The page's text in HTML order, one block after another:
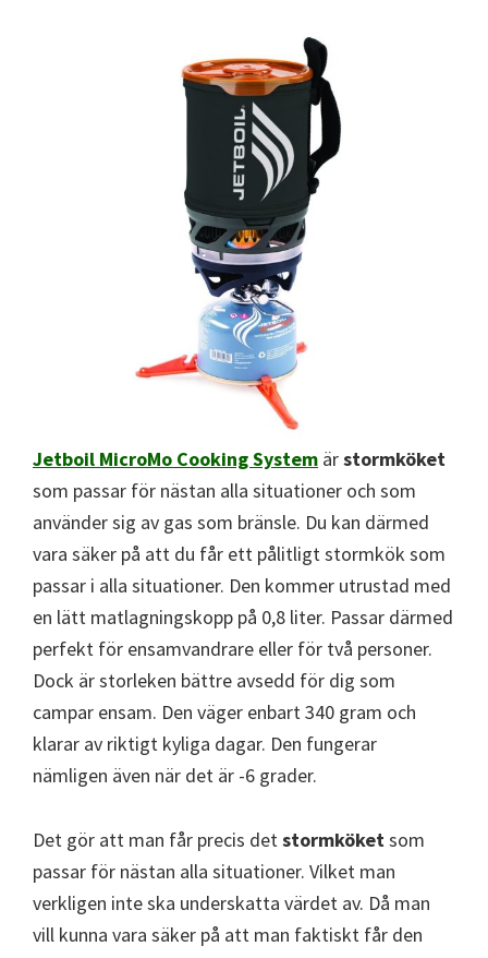
Jetboil MicroMo Cooking System ärstormköket
som passar för nästan alla situationer och som
använder sig av gas som bränsle. Du kan därmed
vara säker på att du får ett pålitligt stormkök som
passar i alla situationer. Den kommer utrustad med
en lätt matlagningskopp på 0,8 liter. Passar därmed
perfekt för ensamvandrare eller för två personer.
Dock är storleken bättre avsedd för dig som
campar ensam. Den väger enbart 340 gram och
klarar av riktigt kyliga dagar. Den fungerar
nämligen även när det är -6 grader.
Det gör att man får precis det stormköket som
passar för nästan alla situationer. Vilket man
verkligen inte ska underskatta värdet av. Då man
vill kunna vara säker på att man faktiskt får den